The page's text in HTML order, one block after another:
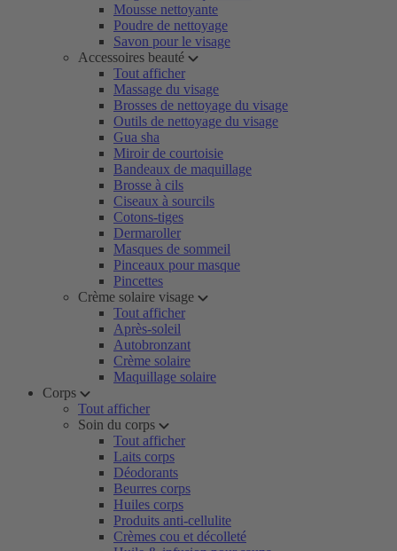
Mousse nettoyante
Poudre de nettoyage
Savon pour le visage
Accessoires beauté
Tout afficher
Massage du visage
Brosses de nettoyage du visage
Outils de nettoyage du visage
Gua sha
Miroir de courtoisie
Bandeaux de maquillage
Brosse à cils
Ciseaux à sourcils
Cotons-tiges
Dermaroller
Masques de sommeil
Pinceaux pour masque
Pincettes
Crème solaire visage
Tout afficher
Après-soleil
Autobronzant
Crème solaire
Maquillage solaire
Corps
Tout afficher
Soin du corps
Tout afficher
Laits corps
Déodorants
Beurres corps
Huiles corps
Produits anti-cellulite
Crèmes cou et décolleté